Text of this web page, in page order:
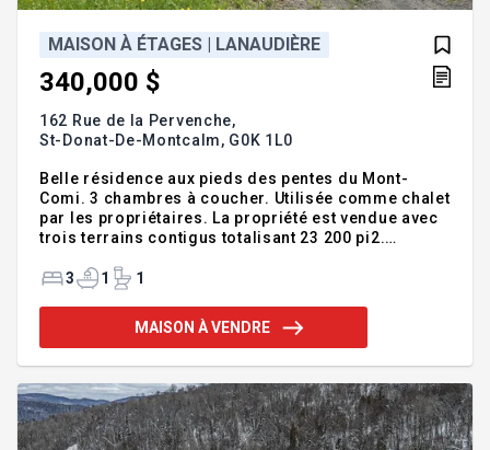
MAISON À ÉTAGES | LANAUDIÈRE
340,000 $
162 Rue de la Pervenche,
St-Donat-De-Montcalm, G0K 1L0
Belle résidence aux pieds des pentes du Mont-
Comi. 3 chambres à coucher. Utilisée comme chalet
par les propriétaires. La propriété est vendue avec
trois terrains contigus totalisant 23 200 pi2.
grand atelier au sous-sol. INCLUSIONS Lustres,
d'inclure tous les meubles/électroménagers.
EXCLUSIONS Table de la salle à manger
3 1 1
MAISON À VENDRE